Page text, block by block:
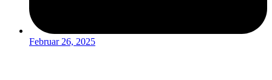
Februar 26, 2025